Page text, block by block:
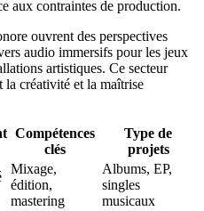
aux contraintes de production.
ouvrent des perspectives
audio immersifs pour les jeux
artistiques. Ce secteur
créativité et la maîtrise
Compétences
clés
Type de
projets
Mixage,
édition,
mastering
Albums, EP,
singles
musicaux